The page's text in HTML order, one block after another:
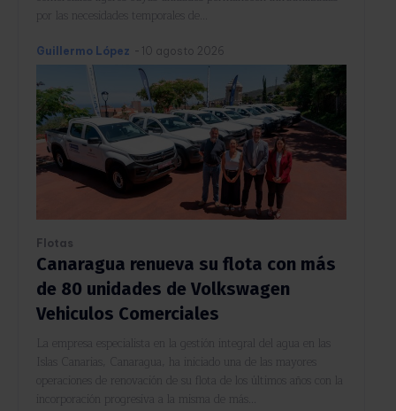
por las necesidades temporales de...
Guillermo López - 10 agosto 2026
Flotas
Canaragua renueva su flota con más
de 80 unidades de Volkswagen
Vehiculos Comerciales
La empresa especialista en la gestión integral del agua en las
Islas Canarias, Canaragua, ha iniciado una de las mayores
operaciones de renovación de su flota de los últimos años con la
incorporación progresiva a la misma de más...